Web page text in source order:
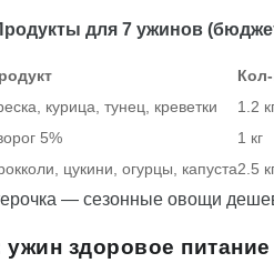
для 7 ужинов
курица, тунец, креветки
1.2
5%
1 кг
цукини, огурцы, капуста2.5
— сезонные овощи
здоровое питание